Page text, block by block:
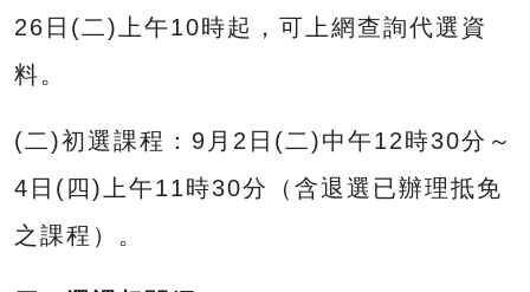
26日(二)上午10時起，可上網查詢代選資
料。
(二)初選課程：9月2日(二)中午12時30分～
4日(四)上午11時30分（含退選已辦理抵免
之課程）。